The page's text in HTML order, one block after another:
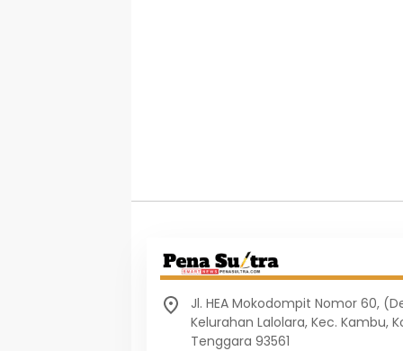
Jl. HEA Mokodompit Nomor 60,
Kelurahan Lalolara, Kec. Kambu,
Tenggara 93561